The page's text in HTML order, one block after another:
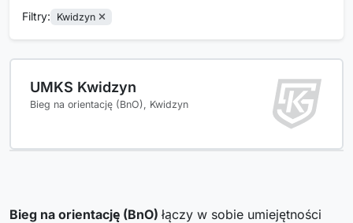
Filtry: Kwidzyn
UMKS Kwidzyn
Bieg na orientację (BnO), Kwidzyn
Bieg na orientację (BnO) łączy w sobie umiejętności